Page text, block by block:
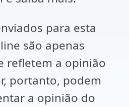
para esta
são apenas
refletem a opinião
portanto, podem
a opinião do